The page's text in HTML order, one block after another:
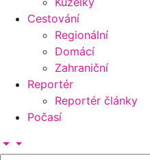
Cestování
Regionální
Domácí
Zahraniční
Reportér
Reportér články
Počasí